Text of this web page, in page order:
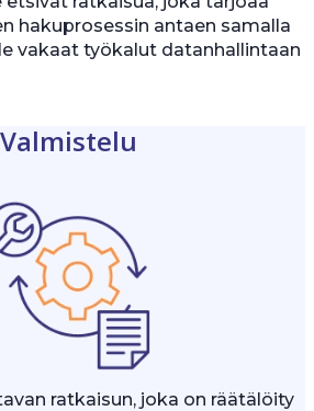
hakuprosessin antaen samalla
vakaat työkalut datanhallintaan
Valmistelu
ratkaisun, joka on räätälöity